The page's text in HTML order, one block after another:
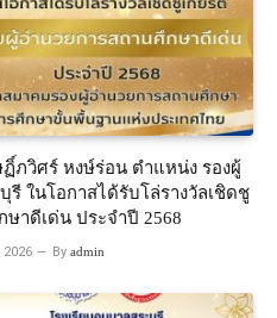
ภวิศร์ หงษ์ร่อน ตำแหน่ง รองผู้
รี ในโอกาสได้รับโล่รางวัลเชิดชู
ษาดีเด่น ประจำปี 2568
By admin